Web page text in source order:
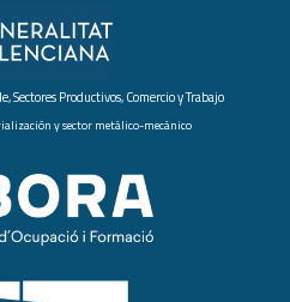
Sectores Productivos, Comercio y Trabajo
y sector metálico-mecánico